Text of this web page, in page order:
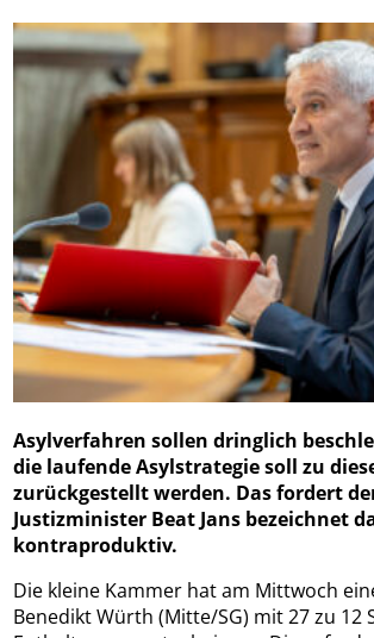
Asylverfahren sollen dringlich
die laufende Asylstrategie soll zu
zurückgestellt werden. Das fordert
Justizminister Beat Jans bezeichnet
kontraproduktiv.
Die kleine Kammer hat am Mittwoch
Benedikt Würth (Mitte/SG) mit 27 zu 12